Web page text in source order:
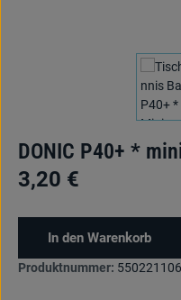
DONIC P40+ *
3,20 €
In den Warenkorb
Produktnummer: 550221106